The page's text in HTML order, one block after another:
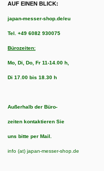
AUF EINEN BLICK:
japan-messer-shop.de/eu
Tel. +49 6082 930075
Bürozeiten:
Mo, Di, Do, Fr 11-14.00 h,
Di 17.00 bis 18.30 h
Außerhalb der Büro-
zeiten kontaktieren Sie
uns bitte per Mail.
info (at) japan-messer-shop.de